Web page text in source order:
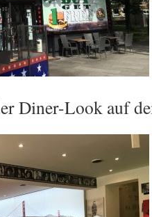
Diner-Look auf